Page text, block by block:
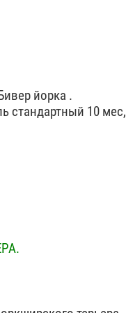
йорка .
стандартный 10 мес,